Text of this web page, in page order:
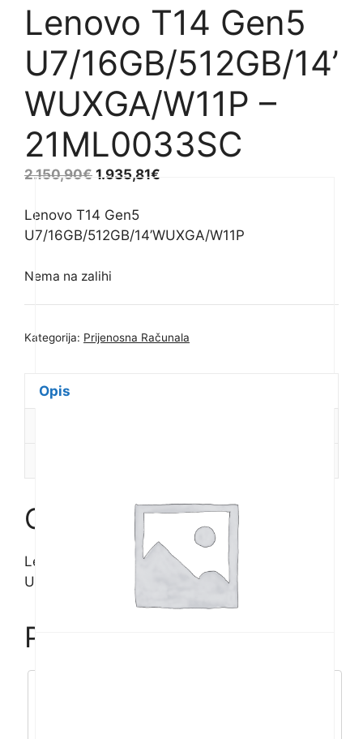
Lenovo T14 Gen5
U7/16GB/512GB/14’
WUXGA/W11P –
21ML0033SC
2.150,90€ 1.935,81€
Lenovo T14 Gen5
U7/16GB/512GB/14’WUXGA/W11P
Nema na zalihi
Kategorija: Prijenosna Računala
Opis
Opis
Lenovo T14 Gen5
U7/16GB/512GB/14’WUXGA/W11P
Povezani proizvodi